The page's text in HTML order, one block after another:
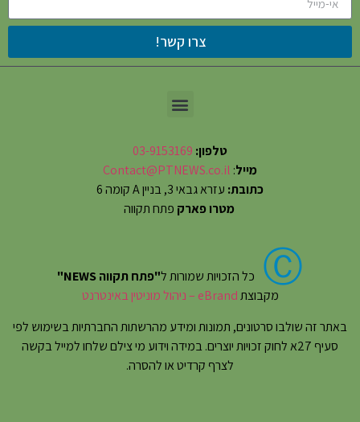
צרו קשר!
טלפון: 03-9153169
מייל:
Contact@PTNEWS.co.il
כתובת: עזרא גבאי 3, בניין A קומה 6
מטרו פארק פתח תקווה
Ⓒ כל הזכויות שמורות ל"פתח תקווה NEWS"
מקבוצתeBrand – ניהול מוניטין באינטרנט
באתר זה שולבו סרטונים, תמונות ומידע מהרשתות החברתיות בשימוש לפי
סעיף 27א לחוק זכויות יוצרים. במידה וידוע מי צילם שלחו למייל בקשה
לצרף קרדיט או להסרה.